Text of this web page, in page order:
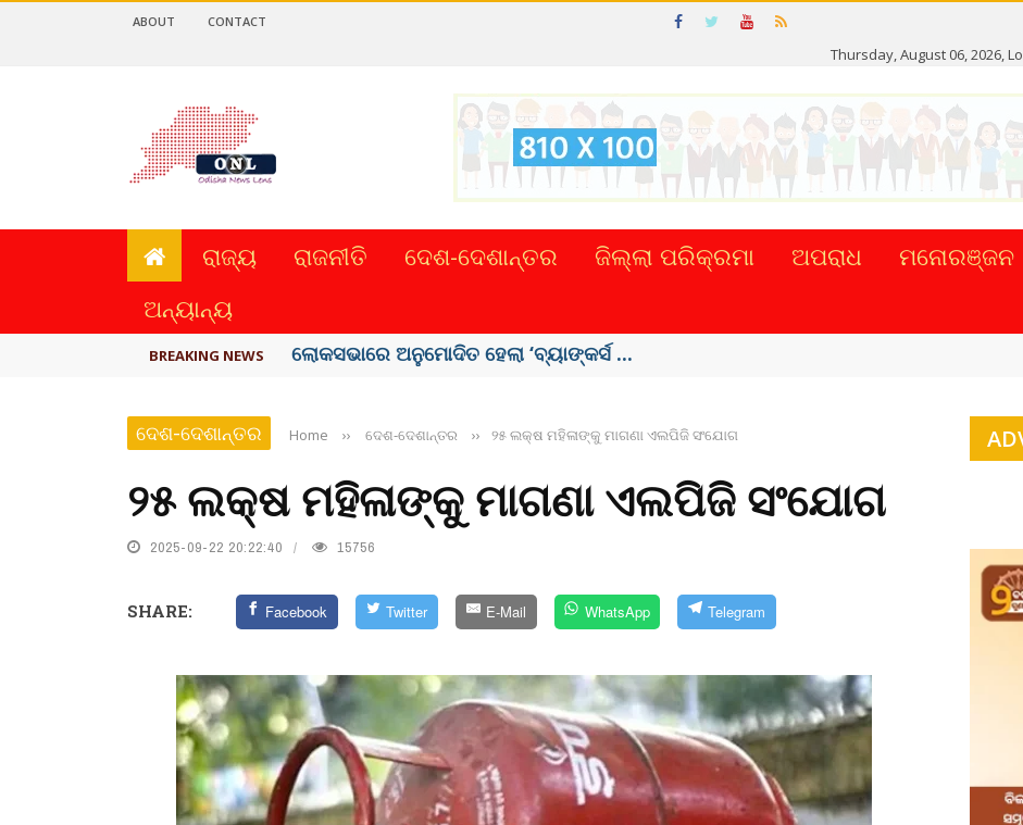
Thursday, August 06, 2026,
ABOUT CONTACT
ରାଜ୍ୟ ରାଜନୀତି ଦେଶ-ଦେଶାନ୍ତର ଜିଲ୍ଲା ପରିକ୍ରମା ଅପରାଧ ମନୋରଞ୍ଜନ
ଅନ୍ୟାନ୍ୟ
BREAKING NEWS ଲୋକସଭାରେ ଅନୁମୋଦିତ ହେଲା ‘ବ୍ୟାଙ୍କର୍ସ ...
ଦେଶ-ଦେଶାନ୍ତର Home ›› ଦେଶ-ଦେଶାନ୍ତର ›› ୨୫ ଲକ୍ଷ ମହିଳାଙ୍କୁ ମାଗଣା ଏଲପିଜି ସଂଯୋଗ
୨୫ ଲକ୍ଷ ମହିଳାଙ୍କୁ ମାଗଣା ଏଲପିଜି ସଂଯୋଗ
2025-09-22 20:22:40 15756
SHARE: Facebook Twitter E-Mail WhatsApp Telegram